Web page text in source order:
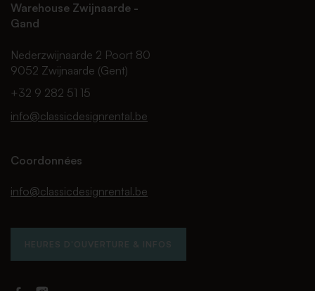
Warehouse Zwijnaarde -
Gand
Nederzwijnaarde 2 Poort 80
9052 Zwijnaarde (Gent)
+32 9 282 51 15
info@classicdesignrental.be
Coordonnées
info@classicdesignrental.be
HEURES D'OUVERTURE & INFOS